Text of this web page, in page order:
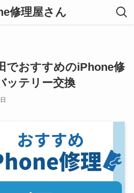
修理屋さん
でおすすめのiPhone修
ッテリー交換